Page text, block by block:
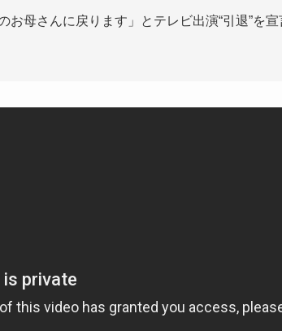
母さんに戻ります」とテレビ出演“引退”を宣